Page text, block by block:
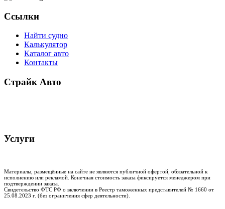
Ссылки
Найти судно
Калькулятор
Каталог авто
Контакты
Страйк Авто
Услуги
Материалы, размещённые на сайте не являются публичной офертой, обязательной к
исполнению или рекламой. Конечная стоимость заказа фиксируется менеджером при
подтверждении заказа.
Свидетельство ФТС РФ о включении в Реестр таможенных представителей № 1660 от
25.08.2023 г. (без ограничения сфер деятельности).